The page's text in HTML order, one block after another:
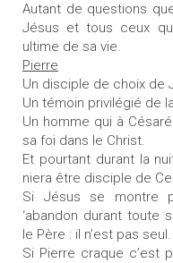
Autant de questions
Jésus et tous ceux
ultime de sa vie.
Pierre
Un disciple de choix de
Un témoin privilégié de
Un homme qui à
sa foi dans le Christ.
Et pourtant durant la
niera être disciple de
Si Jésus se montre
‘abandon durant toute
le Père : il n’est pas seul.
Si Pierre craque c’est